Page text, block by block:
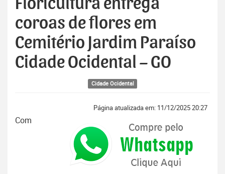
Floricultura entrega
coroas de flores em
Cemitério Jardim Paraíso
Cidade Ocidental – GO
Cidade Ocidental
Página atualizada em: 11/12/2025 20:27
Com